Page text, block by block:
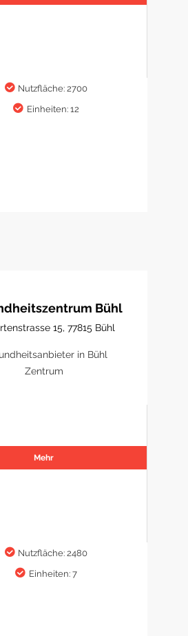
Nutzfläche: 2700
Einheiten: 12
Bühl
15, 77815 Bühl
in Bühl
Zentrum
Mehr
Nutzfläche: 2480
Einheiten: 7